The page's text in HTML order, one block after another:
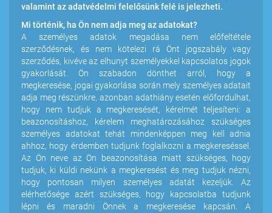
valamint az adatvédelmi felelősünk felé is jelezheti.
Mi történik, ha Ön nem adja meg az adatokat?
A személyes adatok megadása nem előfeltétele
szerződésnek, és nem kötelezi rá Önt jogszabály vagy
szerződés, kivéve az elhunyt személyekkel kapcsolatos jogok
gyakorlását. Ön szabadon dönthet arról, hogy a
megkeresése, jogai gyakorlása során mely személyes adatait
adja meg részünkre, azonban adathiány esetén előfordulhat,
hogy nem tudjuk a megkeresését, kérelmét teljesíteni: a
beazonosításhoz, kérelem meghatározásához szükséges
személyes adatokat tehát mindenképpen meg kell adnia
ahhoz, hogy érdemben tudjunk foglalkozni a megkereséssel.
Az Ön neve az Ön beazonosítása miatt szükséges, hogy
tudjuk, ki küldi nekünk a megkeresést és meg tudjuk nézni,
hogy pontosan milyen személyes adatát kezeljük. Az
elérhetősége azért szükséges, hogy kapcsolatba tudjunk
lépni és maradni Önnek a megkeresése kapcsán. A